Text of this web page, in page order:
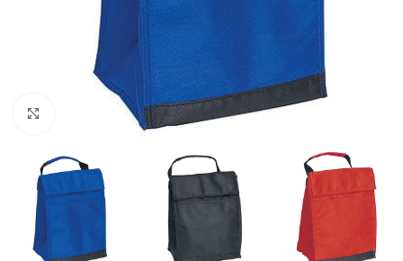
Clic para ampliar